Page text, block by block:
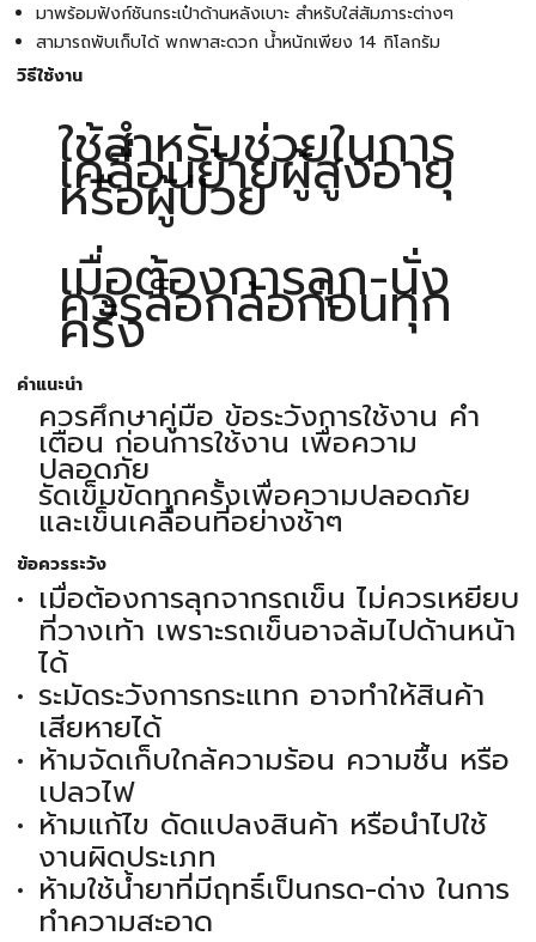
มาพร้อมฟังก์ชันกระเป๋าด้านหลังเบาะ สำหรับใส่สัมภาระต่างๆ
สามารถพับเก็บได้ พกพาสะดวก น้ำหนักเพียง 14 กิโลกรัม
วิธีใช้งาน
ใช้สำหรับช่วยในการ
เคลื่อนย้ายผู้สูงอายุ
หรือผู้ป่วย
เมื่อต้องการลุก-นั่ง
ควรล็อกล้อก่อนทุก
ครั้ง
คำแนะนำ
ควรศึกษาคู่มือ ข้อระวังการใช้งาน คำ
เตือน ก่อนการใช้งาน เพื่อความ
ปลอดภัย
รัดเข็มขัดทุกครั้งเพื่อความปลอดภัย
และเข็นเคลื่อนที่อย่างช้าๆ
ข้อควรระวัง
เมื่อต้องการลุกจากรถเข็น ไม่ควรเหยียบ
ที่วางเท้า เพราะรถเข็นอาจล้มไปด้านหน้า
ได้
ระมัดระวังการกระแทก อาจทำให้สินค้า
เสียหายได้
ห้ามจัดเก็บใกล้ความร้อน ความชื้น หรือ
เปลวไฟ
ห้ามแก้ไข ดัดแปลงสินค้า หรือนำไปใช้
งานผิดประเภท
ห้ามใช้น้ำยาที่มีฤทธิ์เป็นกรด-ด่าง ในการ
ทำความสะอาด